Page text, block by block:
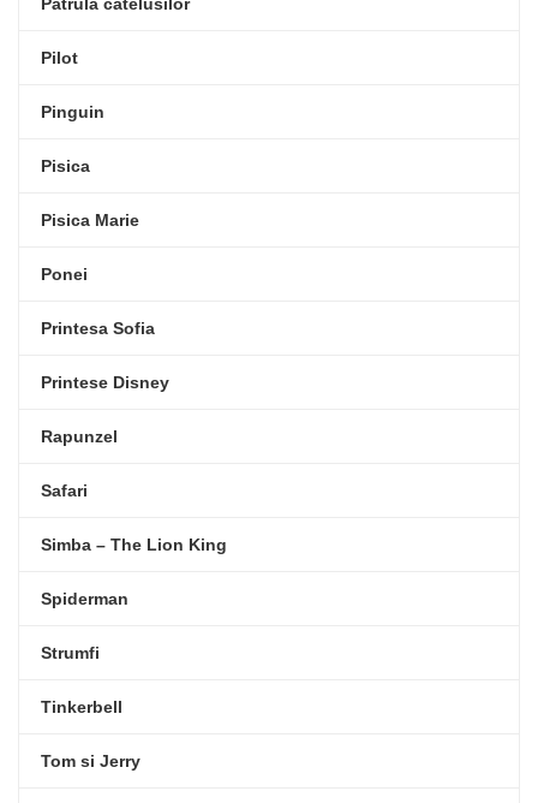
Pilot
Pinguin
Pisica
Pisica Marie
Ponei
Printesa Sofia
Printese Disney
Rapunzel
Safari
Simba – The Lion King
Spiderman
Strumfi
Tinkerbell
Tom si Jerry